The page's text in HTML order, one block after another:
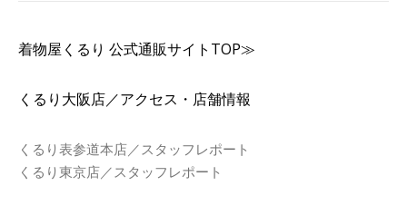
着物屋くるり 公式通販サイトTOP≫
くるり大阪店／アクセス・店舗情報
くるり表参道本店／スタッフレポート
くるり東京店／スタッフレポート